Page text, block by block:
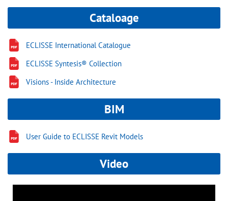
Cataloage
ECLISSE International Catalogue
ECLISSE Syntesis® Collection
Visions - Inside Architecture
BIM
User Guide to ECLISSE Revit Models
Video